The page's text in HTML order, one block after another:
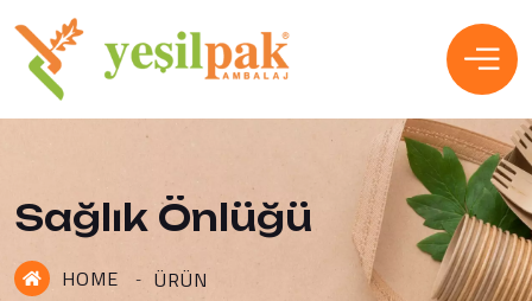
Sağlık Önlüğü
HOME ÜRÜN